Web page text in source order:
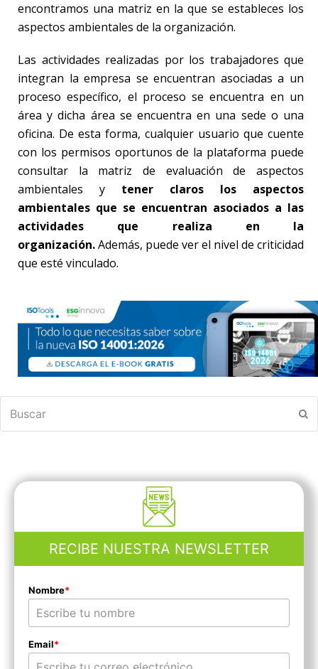
encontramos una matriz en la que se estableces los
aspectos ambientales de la organización.
Las actividades realizadas por los trabajadores que
integran la empresa se encuentran asociadas a un
proceso específico, el proceso se encuentra en un
área y dicha área se encuentra en una sede o una
oficina. De esta forma, cualquier usuario que cuente
con los permisos oportunos de la plataforma puede
consultar la matriz de evaluación de aspectos
ambientales y tener claros los aspectos
ambientales que se encuentran asociados a las
actividades que realiza en la
organización.Además, puede ver el nivel de criticidad
que esté vinculado.
RECIBE NUESTRA NEWSLETTER
Nombre*
Email*